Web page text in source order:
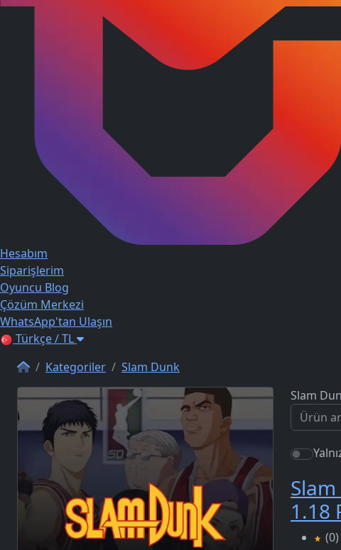
Hesabım
Siparişlerim
Oyuncu Blog
Çözüm Merkezi
WhatsApp'tan Ulaşın
Türkçe / TL
Kategoriler
Slam Dunk
Slam
1.18
(0)